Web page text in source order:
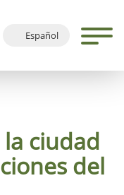
Español
ciudad
del